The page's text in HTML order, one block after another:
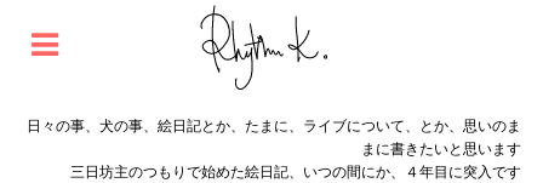
日々の事、犬の事、絵日記とか、たまに、ライブについて、とか、思いのま
まに書きたいと思います
三日坊主のつもりで始めた絵日記、いつの間にか、４年目に突入です